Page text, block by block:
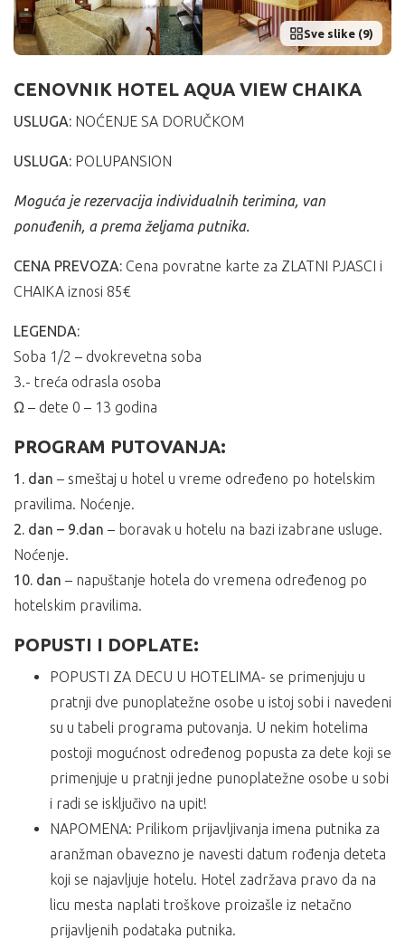
Sve slike (9)
CENOVNIK HOTEL AQUA VIEW CHAIKA
USLUGA: NOĆENJE SA DORUČKOM
USLUGA: POLUPANSION
Moguća je rezervacija individualnih terimina, van
ponuđenih, a prema željama putnika.
CENA PREVOZA: Cena povratne karte za ZLATNI PJASCI i
CHAIKA iznosi 85€
LEGENDA:
Soba 1/2 – dvokrevetna soba
3.- treća odrasla osoba
Ω – dete 0 – 13 godina
PROGRAM PUTOVANJA:
1. dan – smeštaj u hotel u vreme određeno po hotelskim
pravilima. Noćenje.
2. dan – 9.dan – boravak u hotelu na bazi izabrane usluge.
Noćenje.
10. dan – napuštanje hotela do vremena određenog po
hotelskim pravilima.
POPUSTI I DOPLATE:
POPUSTI ZA DECU U HOTELIMA- se primenjuju u
pratnji dve punoplatežne osobe u istoj sobi i navedeni
su u tabeli programa putovanja. U nekim hotelima
postoji mogućnost određenog popusta za dete koji se
primenjuje u pratnji jedne punoplatežne osobe u sobi
i radi se isključivo na upit!
NAPOMENA: Prilikom prijavljivanja imena putnika za
aranžman obavezno je navesti datum rođenja deteta
koji se najavljuje hotelu. Hotel zadržava pravo da na
licu mesta naplati troškove proizašle iz netačno
prijavljenih podataka putnika.